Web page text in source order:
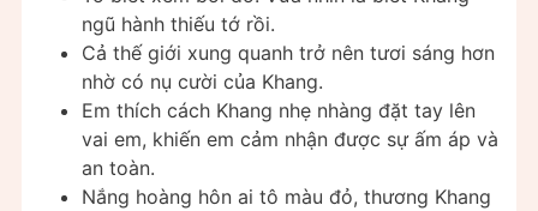
ngũ hành thiếu tớ rồi.
Cả thế giới xung quanh trở nên tươi sáng hơn
nhờ có nụ cười của Khang.
Em thích cách Khang nhẹ nhàng đặt tay lên
vai em, khiến em cảm nhận được sự ấm áp và
an toàn.
Nắng hoàng hôn ai tô màu đỏ, thương Khang